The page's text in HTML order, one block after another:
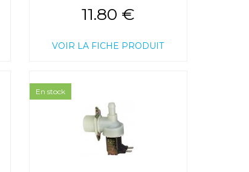
11.80 €
VOIR LA FICHE PRODUIT
En stock